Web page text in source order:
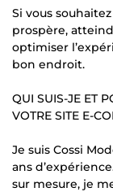
Si vous
prospère,
optimiser
bon endroit.
QUI SUIS-JE ET
VOTRE SITE E-
Je suis Cossi
ans
sur mesure, je